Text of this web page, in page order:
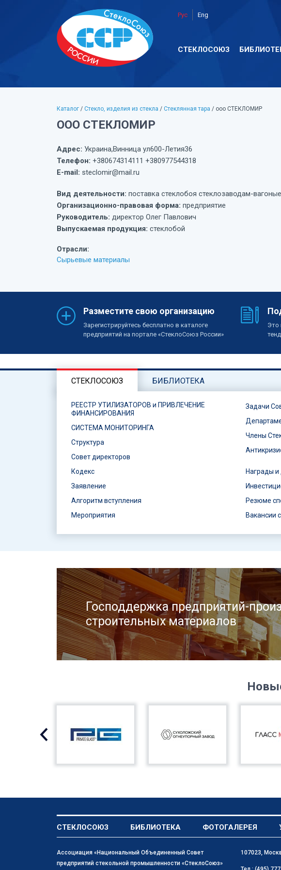
Рус Eng
СТЕКЛОСОЮЗ
Каталог / Стекло, изделия из стекла / Стеклянная тара / ооо СТЕКЛОМИР
ООО СТЕКЛОМИР
Адрес: Украина,Винница ул600-Летия36
Телефон: +380674314111 +380977544318
E-mail: steclomir@mail.ru
Вид деятельности: поставка стеклобоя стеклозаводам-
Организационно-правовая форма: предприятие
Руководитель: директор Олег Павлович
Выпускаемая продукция: стеклобой
Отрасли:
Сырьевые материалы
Разместите свою организацию
Зарегистрируйтесь бесплатно в каталоге
предприятий на портале «СтеклоСоюз России»
Это
СТЕКЛОСОЮЗ БИБЛИОТЕКА
РЕЕСТР УТИЛИЗАТОРОВ и ПРИВЛЕЧЕНИЕ
ФИНАНСИРОВАНИЯ
СИСТЕМА МОНИТОРИНГА
Структура
Совет директоров
Задачи
Члены
Кодекс
Заявление
Алгоритм вступления
Мероприятия
Награды
Резюме
Вакансии
Господдержка предприятий-
строительных материалов
СТЕКЛОСОЮЗ БИБЛИОТЕКА ФОТОГАЛЕРЕЯ
Ассоциация «Национальный Объединенный Совет
предприятий стекольной промышленности «СтеклоСоюз»
107023,